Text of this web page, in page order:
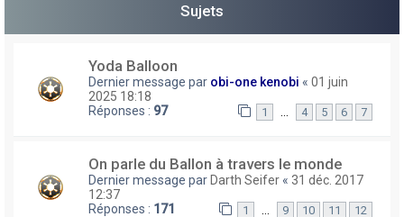
r
Sujets
Yoda Balloon
Dernier message par obi-one kenobi « 01 juin
2025 18:18
Réponses : 97 1 4 5 6 7
On parle du Ballon à travers le monde
Dernier message par Darth Seifer « 31 déc. 2017
12:37
Réponses : 171 1 … 9 10 11 12